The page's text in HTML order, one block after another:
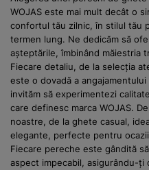
WOJAS este mai mult decât o
confortul tău zilnic, în stilul tău
termen lung. Ne dedicăm să
așteptările, îmbinând măiestria
Fiecare detaliu, de la selecția
este o dovadă a
invităm să experimentezi
care definesc marca WOJAS.
noastre, de la ghete casual,
elegante, perfecte pentru
Fiecare pereche este gândită
aspect impecabil, asigurându-ți